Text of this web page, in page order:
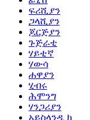
ፍሪሺያን
ጋላሺያን
ጆርጅያን
ጉጅራቲ
ሃይቲኛ
ሃውሳ
ሐዋያን
ሂብሩ
ሕሞንግ
ሃንጋሪያን
አይስላንዲ ክ